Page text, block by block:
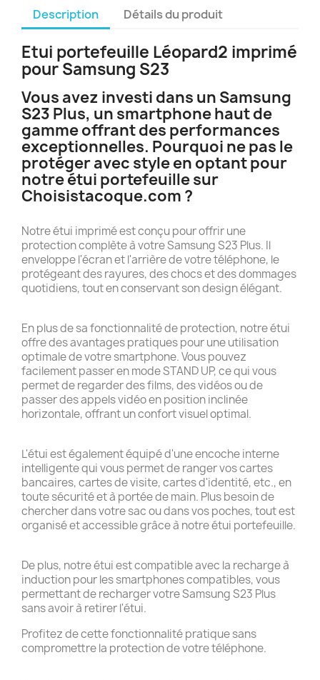
Description Détails du produit
Etui portefeuille Léopard2 imprimé
pour Samsung S23
Vous avez investi dans un Samsung
S23 Plus, un smartphone haut de
gamme offrant des performances
exceptionnelles. Pourquoi ne pas le
protéger avec style en optant pour
notre étui portefeuille sur
Choisistacoque.com ?
Notre étui imprimé est conçu pour offrir une
protection complète à votre Samsung S23 Plus. Il
enveloppe l'écran et l'arrière de votre téléphone, le
protégeant des rayures, des chocs et des dommages
quotidiens, tout en conservant son design élégant.
En plus de sa fonctionnalité de protection, notre étui
offre des avantages pratiques pour une utilisation
optimale de votre smartphone. Vous pouvez
facilement passer en mode STAND UP, ce qui vous
permet de regarder des films, des vidéos ou de
passer des appels vidéo en position inclinée
horizontale, offrant un confort visuel optimal.
L'étui est également équipé d'une encoche interne
intelligente qui vous permet de ranger vos cartes
bancaires, cartes de visite, cartes d'identité, etc., en
toute sécurité et à portée de main. Plus besoin de
chercher dans votre sac ou dans vos poches, tout est
organisé et accessible grâce à notre étui portefeuille.
De plus, notre étui est compatible avec la recharge à
induction pour les smartphones compatibles, vous
permettant de recharger votre Samsung S23 Plus
sans avoir à retirer l'étui.
Profitez de cette fonctionnalité pratique sans
compromettre la protection de votre téléphone.